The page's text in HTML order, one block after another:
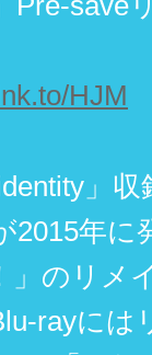
HJM
」収
2015年に
」のリメ
rayには